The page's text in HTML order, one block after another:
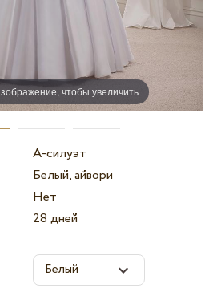
чтобы увеличить
А-силуэт
Белый, айвори
Нет
28 дней